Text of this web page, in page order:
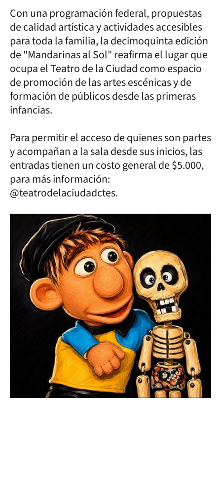
Con una programación federal, propuestas
de calidad artística y actividades accesibles
para toda la familia, la decimoquinta edición
de "Mandarinas al Sol" reafirma el lugar que
ocupa el Teatro de la Ciudad como espacio
de promoción de las artes escénicas y de
formación de públicos desde las primeras
infancias.
Para permitir el acceso de quienes son partes
y acompañan a la sala desde sus inicios, las
entradas tienen un costo general de $5.000,
para más información:
@teatrodelaciudadctes.